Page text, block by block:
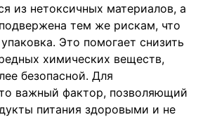
из нетоксичных материалов, а
тем же рискам, что
Это помогает снизить
химических веществ,
безопасной. Для
важный фактор, позволяющий
питания здоровыми и не